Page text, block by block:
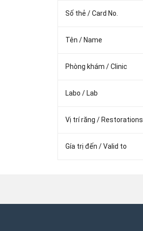
Số thẻ / Card No.
Tên / Name
Phòng khám / Clinic
Labo / Lab
Vị trí răng / Restorations
Gía trị đến / Valid to